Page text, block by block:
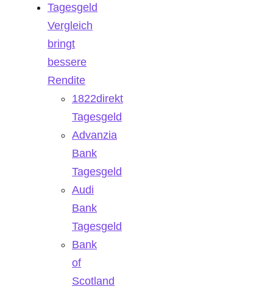
Tagesgeld
Vergleich
bringt
bessere
Rendite
1822direkt
Tagesgeld
Advanzia
Bank
Tagesgeld
Audi
Bank
Tagesgeld
Bank
of
Scotland